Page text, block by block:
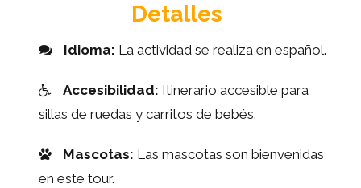
Detalles
Idioma: La actividad se realiza en español.
Accesibilidad: Itinerario accesible para
sillas de ruedas y carritos de bebés.
Mascotas: Las mascotas son bienvenidas
en este tour.